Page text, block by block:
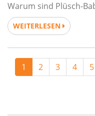
Warum sind Plüsch-
wachsendes Baby?
erkunden.
WEITERLESEN
1 2 3 4 5